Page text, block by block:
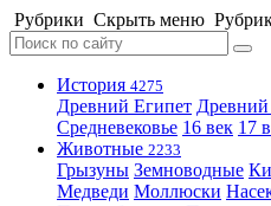
Рубрики Скрыть меню
История 4275
Древний Египет
Средневековье 16 век 17
Животные 2233
Грызуны Земноводные
Медведи Моллюски